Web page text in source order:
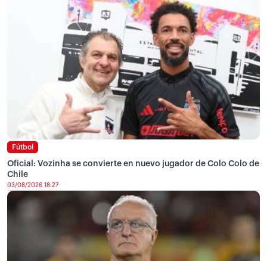
Fútbol
Oficial: Vozinha se convierte en nuevo jugador de Colo Colo de
Chile
03/08/2026 18:27